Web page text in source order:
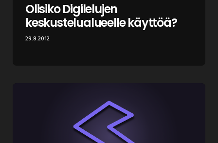
Olisiko Digilelujen
keskustelualueelle käyttöä?
29.8.2012